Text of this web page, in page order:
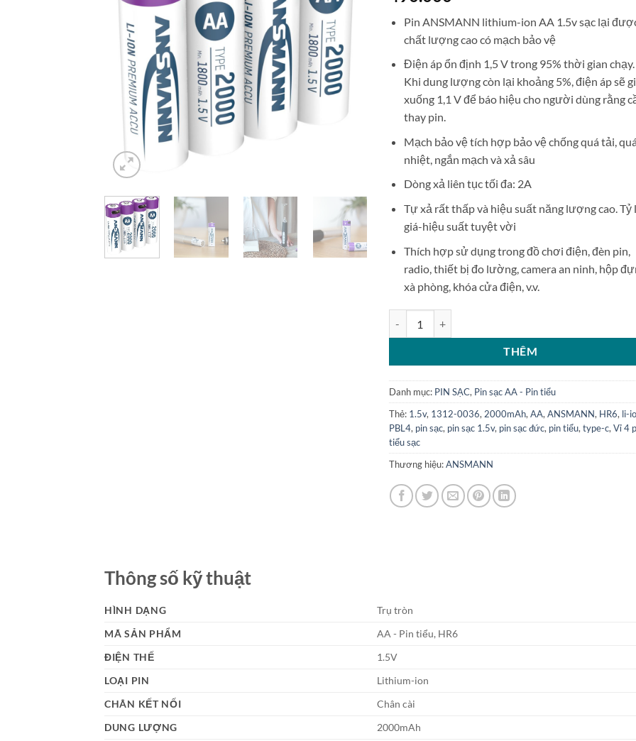
Pin ANSMANN lithium-ion AA 1.5v sạc lại
chất lượng cao có mạch bảo vệ
Điện áp ổn định 1,5 V trong 95% thời gian chạy.
Khi dung lượng còn lại khoảng 5%, điện áp sẽ
xuống 1,1 V để báo hiệu cho người dùng rằng
thay pin.
Mạch bảo vệ tích hợp bảo vệ chống quá tải,
nhiệt, ngắn mạch và xả sâu
Dòng xả liên tục tối đa: 2A
Tự xả rất thấp và hiệu suất năng lượng cao. Tỷ
giá-hiệu suất tuyệt vời
Thích hợp sử dụng trong đồ chơi điện, đèn pin,
radio, thiết bị đo lường, camera an ninh, hộp
xà phòng, khóa cửa điện, v.v.
THÊM
Danh mục: PIN SẠC, Pin sạc AA - Pin tiểu
Thẻ: 1.5v, 1312-0036,2000mAh,AA,ANSMANN, HR6, li-
PBL4, pin sạc, pin sạc 1.5v, pin sạc đức, pin tiểu,type-c,Vỉ 4
tiểu sạc
Thương hiệu:ANSMANN
Thông số kỹ thuật
HÌNH DẠNG
Trụ tròn
MÃ SẢN PHẨM
AA - Pin tiểu, HR6
ĐIỆN THẾ
1.5V
LOẠI PIN
Lithium-ion
CHÂN KẾT NỐI
Chân cài
DUNG LƯỢNG
2000mAh